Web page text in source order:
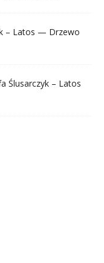
– Latos — Drzewo
Ślusarczyk – Latos